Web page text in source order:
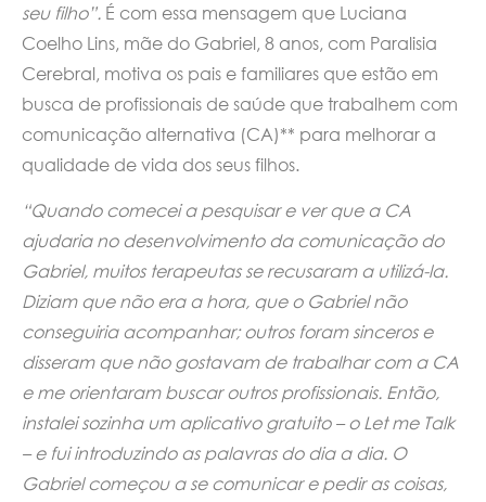
seu filho”. É com essa mensagem que Luciana
Coelho Lins, mãe do Gabriel, 8 anos, com Paralisia
Cerebral, motiva os pais e familiares que estão em
busca de profissionais de saúde que trabalhem com
comunicação alternativa (CA)** para melhorar a
qualidade de vida dos seus filhos.
“Quando comecei a pesquisar e ver que a CA
ajudaria no desenvolvimento da comunicação do
Gabriel, muitos terapeutas se recusaram a utilizá-la.
Diziam que não era a hora, que o Gabriel não
conseguiria acompanhar; outros foram sinceros e
disseram que não gostavam de trabalhar com a CA
e me orientaram buscar outros profissionais. Então,
instalei sozinha um aplicativo gratuito – o Let me Talk
– e fui introduzindo as palavras do dia a dia. O
Gabriel começou a se comunicar e pedir as coisas,